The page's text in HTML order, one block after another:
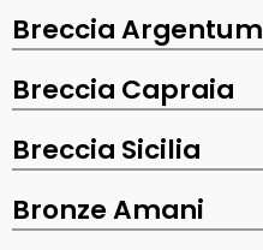
Breccia Argentum
Breccia Capraia
Breccia Sicilia
Bronze Amani